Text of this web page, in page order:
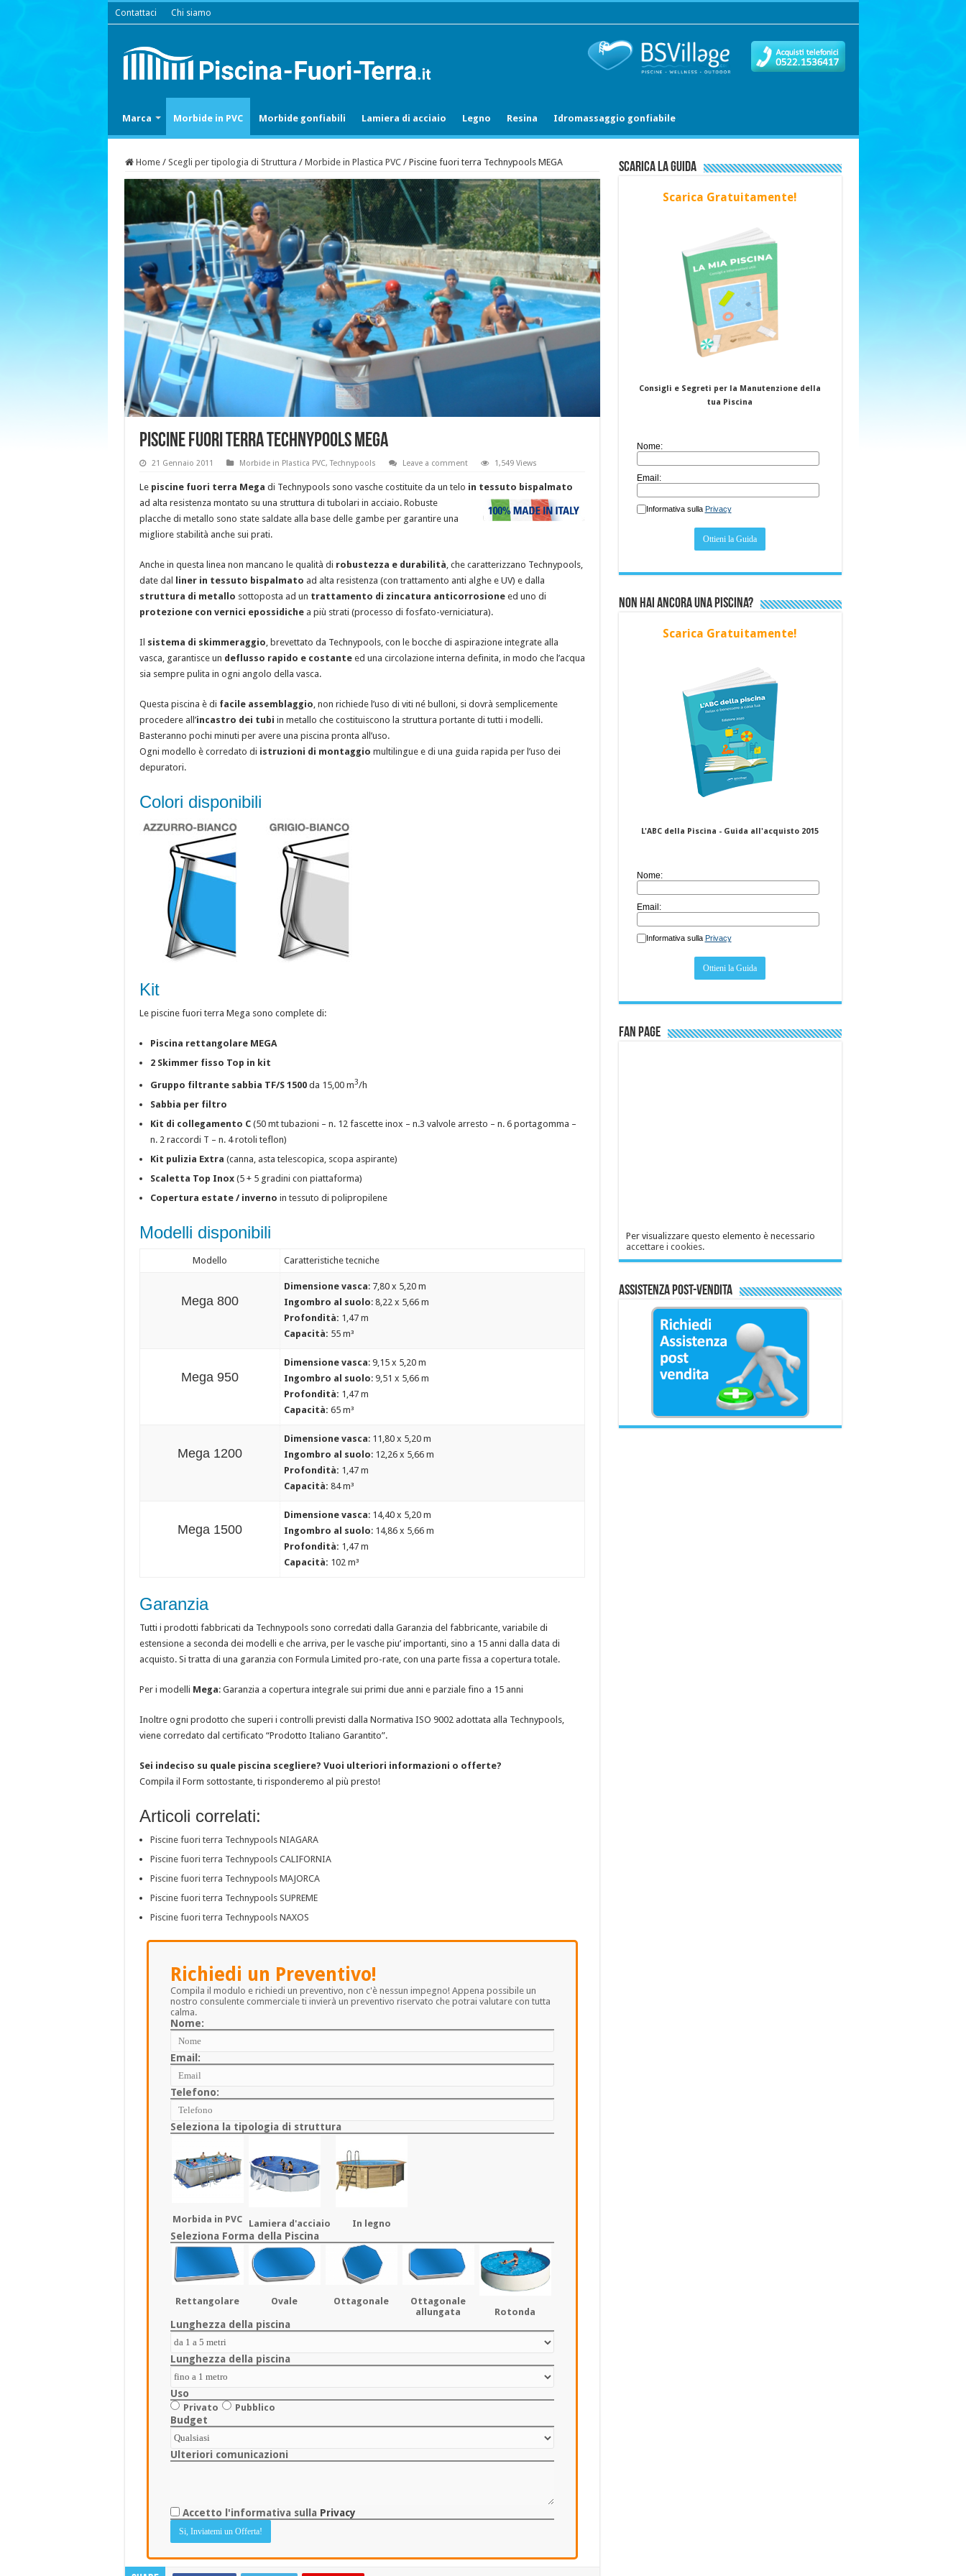
Contattaci Chi siamo
Marca Morbide in PVC Morbide gonfiabili Lamiera di acciaio Legno Resina Idromassaggio gonfiabile
Home / Scegli per tipologia di Struttura / Morbide in Plastica PVC / Piscine fuori terra Technypools MEGA
Piscine fuori terra Technypools MEGA
21 Gennaio 2011 Morbide in Plastica PVC,Technypools Leave a comment 1,549 Views
Lepiscine fuori terra Mega di Technypools sono vasche costituite da un telo in tessuto bispalmato
ad alta resistenza montato su una struttura di tubolari in acciaio. Robuste
placche di metallo sono state saldate alla base delle gambe per garantire una
migliore stabilità anche sui prati.
Anche in questa linea non mancano le qualità di robustezza e durabilità, che caratterizzano Technypools,
date dal
liner in tessuto bispalmato ad alta resistenza (con trattamento anti alghe e UV) e dalla
struttura di metallo sottoposta ad un trattamento di zincatura anticorrosioneed uno di
protezione con vernici epossidichea più strati (processo di fosfato-verniciatura).
Il sistema di skimmeraggio, brevettato da Technypools, con le bocche di aspirazione integrate alla
vasca, garantisce un deflusso rapido e costanteed una circolazione interna definita, in modo che l’acqua
sia sempre pulita in ogni angolo della vasca.
Questa piscina è di facile assemblaggio, non richiede l’uso di viti né bulloni, si dovrà semplicemente
procedere all’incastro dei tubi in metallo che costituiscono la struttura portante di tutti i modelli.
Basteranno pochi minuti per avere una piscina pronta all’uso.
Ogni modello è corredato di istruzioni di montaggio multilingue e di una guida rapida per l’uso dei
depuratori.
Colori disponibili
Kit
Le piscine fuori terra Mega sono complete di:
Piscina rettangolare MEGA
2 Skimmer fisso Top in kit
Gruppo filtrante sabbia TF/S 1500da 15,00 m3/h
Sabbia per filtro
Kit di collegamento C (50 mt tubazioni – n. 12 fascette inox – n.3 valvole arresto – n. 6 portagomma –
n. 2 raccordi T – n. 4 rotoli teflon)
Kit pulizia Extra (canna, asta telescopica, scopa aspirante)
Scaletta Top Inox (5 + 5 gradini con piattaforma)
Copertura estate / inverno in tessuto di polipropilene
Modelli disponibili
Modello Caratteristiche tecniche
Mega 800
Dimensione vasca: 7,80 x 5,20 m
Ingombro al suolo: 8,22 x 5,66 m
Profondità: 1,47 m
Capacità: 55 m³
Mega 950
Dimensione vasca: 9,15 x 5,20 m
Ingombro al suolo: 9,51 x 5,66 m
Profondità: 1,47 m
Capacità: 65 m³
Mega 1200
Dimensione vasca: 11,80 x 5,20 m
Ingombro al suolo: 12,26 x 5,66 m
Profondità: 1,47 m
Capacità: 84 m³
Mega 1500
Dimensione vasca: 14,40 x 5,20 m
Ingombro al suolo: 14,86 x 5,66 m
Profondità: 1,47 m
Capacità: 102 m³
Garanzia
Tutti i prodotti fabbricati da Technypools sono corredati dalla Garanzia del fabbricante, variabile di
estensione a seconda dei modelli e che arriva, per le vasche piu’ importanti, sino a 15 anni dalla data di
acquisto. Si tratta di una garanzia con Formula Limited pro-rate, con una parte fissa a copertura totale.
Per i modelli Mega: Garanzia a copertura integrale sui primi due anni e parziale fino a 15 anni
Inoltre ogni prodotto che superi i controlli previsti dalla Normativa ISO 9002 adottata alla Technypools,
viene corredato dal certificato “Prodotto Italiano Garantito”.
Sei indeciso su quale piscina scegliere? Vuoi ulteriori informazioni o offerte?
Compila il Form sottostante, ti risponderemo al più presto!
Articoli correlati:
Piscine fuori terra Technypools NIAGARA
Piscine fuori terra Technypools CALIFORNIA
Piscine fuori terra Technypools MAJORCA
Piscine fuori terra Technypools SUPREME
Piscine fuori terra Technypools NAXOS
Richiedi un Preventivo!
Compila il modulo e richiedi un preventivo, non c'è nessun impegno! Appena possibile un
nostro consulente commerciale ti invierà un preventivo riservato che potrai valutare con tutta
calma.
Nome:
Email:
Telefono:
Seleziona la tipologia di struttura
Morbida in PVC Lamiera d'acciaio In legno
Seleziona Forma della Piscina
Rettangolare Ovale Ottagonale
Ottagonale
allungata
Rotonda
Lunghezza della piscina
Lunghezza della piscina
Uso
Privato Pubblico
Budget
Ulteriori comunicazioni
Accetto l'informativa sulla Privacy
Scarica la Guida
Scarica Gratuitamente!
Consigli e Segreti per la Manutenzione della
tua Piscina
Nome:
Email:
Informativa sulla Privacy
Non hai ancora una piscina?
Scarica Gratuitamente!
L'ABC della Piscina - Guida all'acquisto 2015
Nome:
Email:
Informativa sulla Privacy
Fan Page
Per visualizzare questo elemento è necessario
accettare i cookies.
Assistenza Post-Vendita